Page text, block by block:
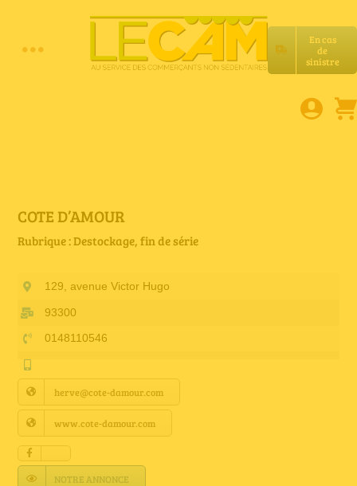
En cas
de
sinistre
Toggle
E-book
Petites annonces
Annuaire Fournisseurs
Actualités
Contact
COTE D’AMOUR
Rubrique : Destockage, fin de série
129, avenue Victor Hugo
93300
0148110546
herve@cote-damour.com
www.cote-damour.com
NOTRE ANNONCE